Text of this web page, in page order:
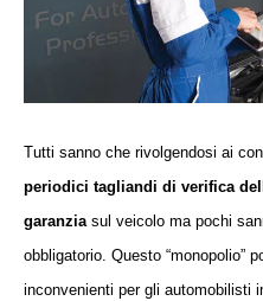
Tutti sanno che rivolgendosi ai
periodici tagliandi di verifica
garanziasul veicolo ma pochi
obbligatorio. Questo “monopolio”
inconvenienti per gli automobilisti